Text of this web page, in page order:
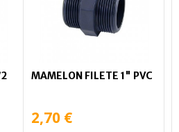
MAMELON FILETE 1" PVC
2,70 €